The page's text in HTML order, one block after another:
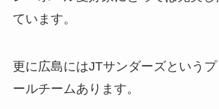
ています。
更に広島にはJTサンダーズという
ールチームあります。